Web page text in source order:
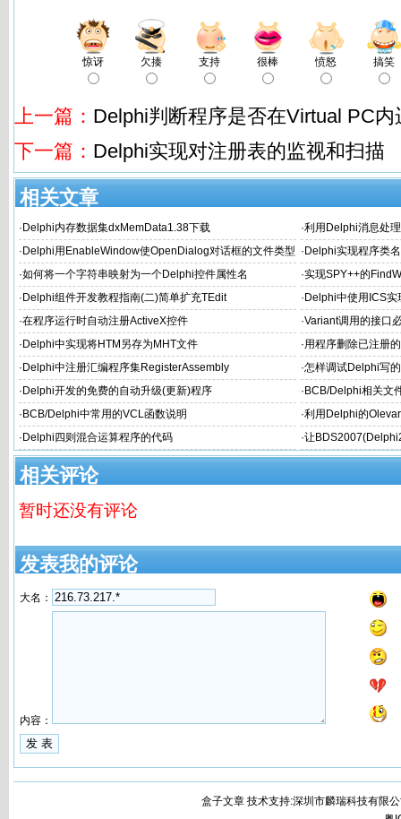
惊讶 欠揍 支持 很棒 愤怒 搞笑
上一篇： Delphi判断程序是否在Virtual PC内
下一篇： Delphi实现对注册表的监视和扫描
相关文章
· Delphi内存数据集dxMemData1.38下载 ·利用Delphi消息处
· Delphi用EnableWindow使OpenDialog对话框的文件类型
选择变灰
· Delphi实现程序类
·如何将一个字符串映射为一个Delphi控件属性名 ·实现SPY++的
体或内部Object的边
· Delphi组件开发教程指南(二)简单扩充TEdit · Delphi中使用ICS
·在程序运行时自动注册ActiveX控件 ·Variant调用的接口
· Delphi中实现将HTM另存为MHT文件 ·用程序删除已注册
· Delphi中注册汇编程序集RegisterAssembly ·怎样调试Delphi写
· Delphi开发的免费的自动升级(更新)程序 · BCB/Delphi相关文
· BCB/Delphi中常用的VCL函数说明 ·利用Delphi的
· Delphi四则混合运算程序的代码 ·让
个性的文件名
相关评论
暂时还没有评论
发表我的评论
大名：
内容：
盒子文章 技术支持:深圳市麟瑞科技有限